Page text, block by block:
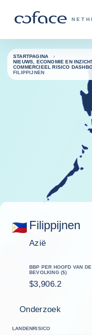
Terug naar startpagina
STARTPAGINA
NIEUWS, ECONOMIE EN
COMMERCIEEL RISICO
FILIPPIJNEN
Filippijnen
Azië
BBP PER HOOFD VAN DE
BEVOLKING ($)
$3,906.2
Onderzoek
LANDENRISICO